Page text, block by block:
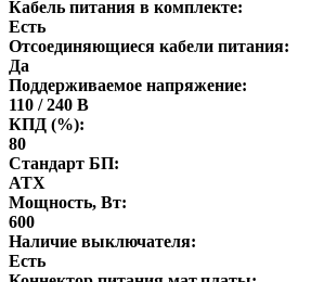
Кабель питания в комплекте:
Есть
Отсоединяющиеся кабели питания:
Да
Поддерживаемое напряжение:
110 / 240 В
КПД (%):
80
Стандарт БП:
ATX
Мощность, Вт:
600
Наличие выключателя:
Есть